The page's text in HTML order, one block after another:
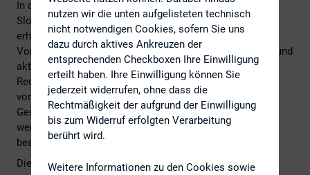
In drei, jeweils ca. 75-minütigen und themenspezifischen
Slots (Beginn um 13:00 Uhr, 14:45 Uhr und 16:30 Uhr)
erhalten Sie geballtes Expertenwissen in Form von
Vorträgen und Diskussionsrunden zu den maßgeblichen und
aktuellen Entwicklungen, Themen, Trends,
Rechtsprechungen und Gesetzesänderungen sowie -
vorhaben mit Bedeutung für kapitalmarktnahe
Gesellschaften und ihre IR- und HV-Praxis. Sehr gerne
werden wir Ihre während des Seminars gestellten Fragen
beantworten.
Die Schwerpunktthemen der einzelnen Slots:
nutzen wir die unten aufgelisteten technisch
nicht notwendigen Cookies, sofern Sie uns
dazu durch aktives Ankreuzen der
entsprechenden Checkboxen Ihre Einwilligung
erteilt haben. Ihre Einwilligung können Sie
jederzeit widerrufen, ohne dass die
Rechtmäßigkeit der aufgrund der Einwilligung
bis zum Widerruf erfolgten Verarbeitung
berührt wird.
Weitere Informationen zu den Cookies sowie